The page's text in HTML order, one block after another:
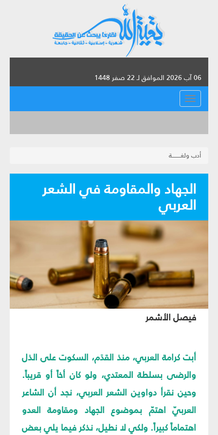
06 آب 2026 الموافق لـ 22 صفر 1448
القائمة
أدب ولغـــــــــة
الجهاد والمقاومة في الشعر
العربي
فيصل الأشمر
أبت كرامة العربي، منذ القدَم، السكوت على الذل
والرضى بسلطة المعتدي، ولو كان أخاً أو قريباً.
وحين نقرأ دواوين الشعر العربي، نجد أن الشاعر
العربيّ اهتمّ بموضوع الجهاد ومقاومة العدو
اهتماماً كبيراً. ولكي لا نطيل، نذكر فيما يلي بعض